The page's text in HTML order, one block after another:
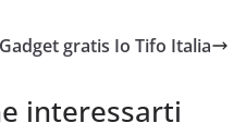
Gadget gratis Io Tifo Italia
interessarti